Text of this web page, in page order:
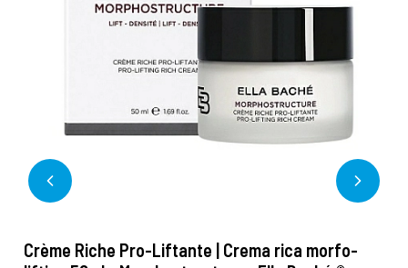
Crème Riche Pro-Liftante | Crema rica morfo-